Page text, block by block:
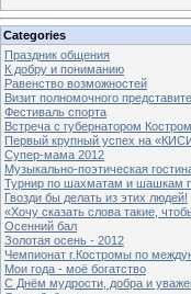
Categories
Праздник общения
К добру и пониманию
Равенство возможностей
Визит полномочного
Фестиваль спорта
Встреча с губернатором
Первый крупный успех на
Супер-мама 2012
Музыкально-поэтическая
Турнир по шахматам и шашкам
Гвозди бы делать из этих людей!
«Хочу сказать слова такие,
Осенний бал
Золотая осень - 2012
Чемпионат г.Костромы по
Мои года - моё богатство
С Днём мудрости, добра и